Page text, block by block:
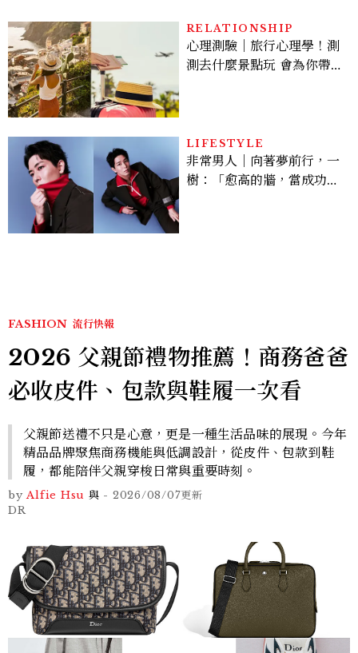
RELATIONSHIP
心理測驗｜旅行心理學！測
測去什麼景點玩 會為你帶來
LIFESTYLE
非常男人｜向著夢前行，一
樹：「愈高的牆，當成功爬
FASHION 流行快報
2026 父親節禮物推薦！商務爸爸
必收皮件、包款與鞋履一次看
父親節送禮不只是心意，更是一種生活品味的展現。今年
精品品牌聚焦商務機能與低調設計，從皮件、包款到鞋
履，都能陪伴父親穿梭日常與重要時刻。
by Alfie Hsu 與 - 2026/08/07更新
DR